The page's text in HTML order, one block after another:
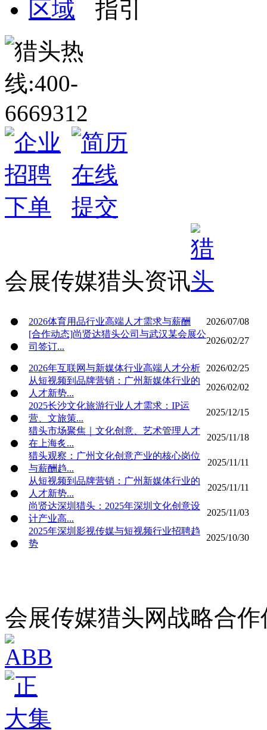
会展传媒猎头资讯
2026体育用品行业高端人才需求与薪酬
2026/07/08
[合作动态]尚贤达猎头公司与武汉某会展公
司签订...
2026/02/27
2026年互联网与新媒体行业高端人才分析
2026/02/25
从短视频到品牌营销：广州新媒体行业的
人才新势...
2026/02/02
2025长沙文化旅游行业人才需求：IP运
营、文旅策...
2025/12/15
猎头市场聚焦｜文化创意、艺术管理人才
在上海炙...
2025/11/18
猎头观察：广州文化创意产业的核心岗位
与薪酬趋...
2025/11/11
从短视频到品牌营销：广州新媒体行业的
人才新势...
2025/11/11
尚贤达深圳猎头：2025年深圳文化创意设
计产业高...
2025/11/03
2025年深圳影视传媒与短视频行业招聘趋
势
2025/10/30
会展传媒猎头网战略合作